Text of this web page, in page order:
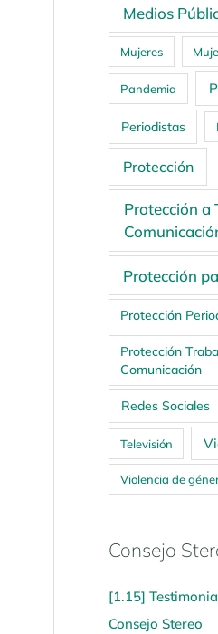
Medios
Mujeres
Pandemia
Periodistas
Protección
Protección a
Protección
Protección
Protección
Comunicación
Redes Sociales
Televisión
Violencia de
Consejo
[1.15]
Consejo Stereo